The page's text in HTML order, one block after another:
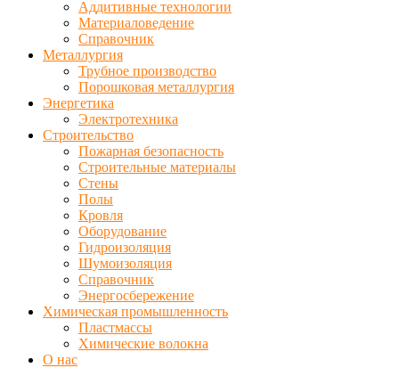
Аддитивные технологии
Материаловедение
Справочник
Металлургия
Трубное производство
Порошковая металлургия
Энергетика
Электротехника
Строительство
Пожарная безопасность
Строительные материалы
Стены
Полы
Кровля
Оборудование
Гидроизоляция
Шумоизоляция
Справочник
Энергосбережение
Химическая промышленность
Пластмассы
Химические волокна
О нас